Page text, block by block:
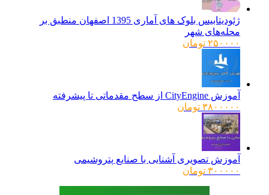
ژئودیتابیس بلوک های آماری 1395 اصفهان منطبق بر
محله‌های شهر
۲۵۰۰۰۰ تومان
آموزش CityEngine از سطح مقدماتی تا پیشرفته
۳۸۰۰۰۰۰ تومان
آموزش تصویری آشنایی با صنایع پتروشیمی
۳۰۰۰۰۰ تومان